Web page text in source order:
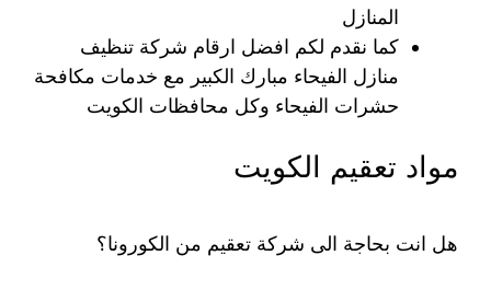
المنازل
كما نقدم لكم افضل ارقام شركة تنظيف
منازل الفيحاء مبارك الكبير مع خدمات مكافحة
حشرات الفيحاء وكل محافظات الكويت
مواد تعقيم الكويت
هل انت بحاجة الى شركة تعقيم من الكورونا؟